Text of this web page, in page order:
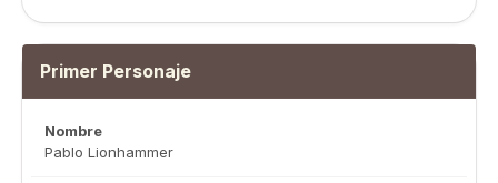
Primer Personaje
Nombre
Pablo Lionhammer